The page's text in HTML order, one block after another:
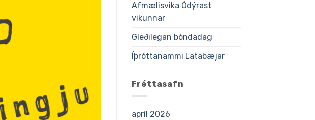
Afmælisvika Ódýrast
vikunnar
Gleðilegan bóndadag
Íþróttanammi Latabæjar
Fréttasafn
apríl 2026